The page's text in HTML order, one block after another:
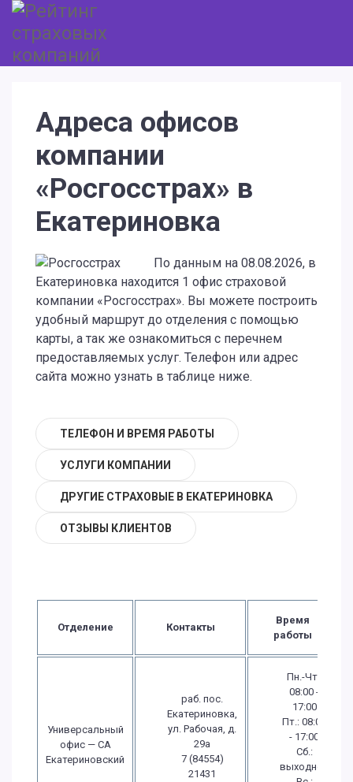
Адреса офисов
компании
«Росгосстрах» в
Екатериновка
По данным на 08.08.2026, в
Екатериновка находится 1 офис страховой
компании «Росгосстрах». Вы можете построить
удобный маршрут до отделения с помощью
карты, а так же ознакомиться с перечнем
предоставляемых услуг. Телефон или адрес
сайта можно узнать в таблице ниже.
ТЕЛЕФОН И ВРЕМЯ РАБОТЫ
УСЛУГИ КОМПАНИИ
ДРУГИЕ СТРАХОВЫЕ В ЕКАТЕРИНОВКА
ОТЗЫВЫ КЛИЕНТОВ
Отделение Контакты
Время
работы
Универсальный
офис — СА
Екатериновский
раб. пос.
Екатериновка,
ул. Рабочая, д.
29а
7 (84554)
21431
Пн.-Чт.:
08:00 -
17:00
Пт.: 08:00
- 17:00
Сб.:
выходной